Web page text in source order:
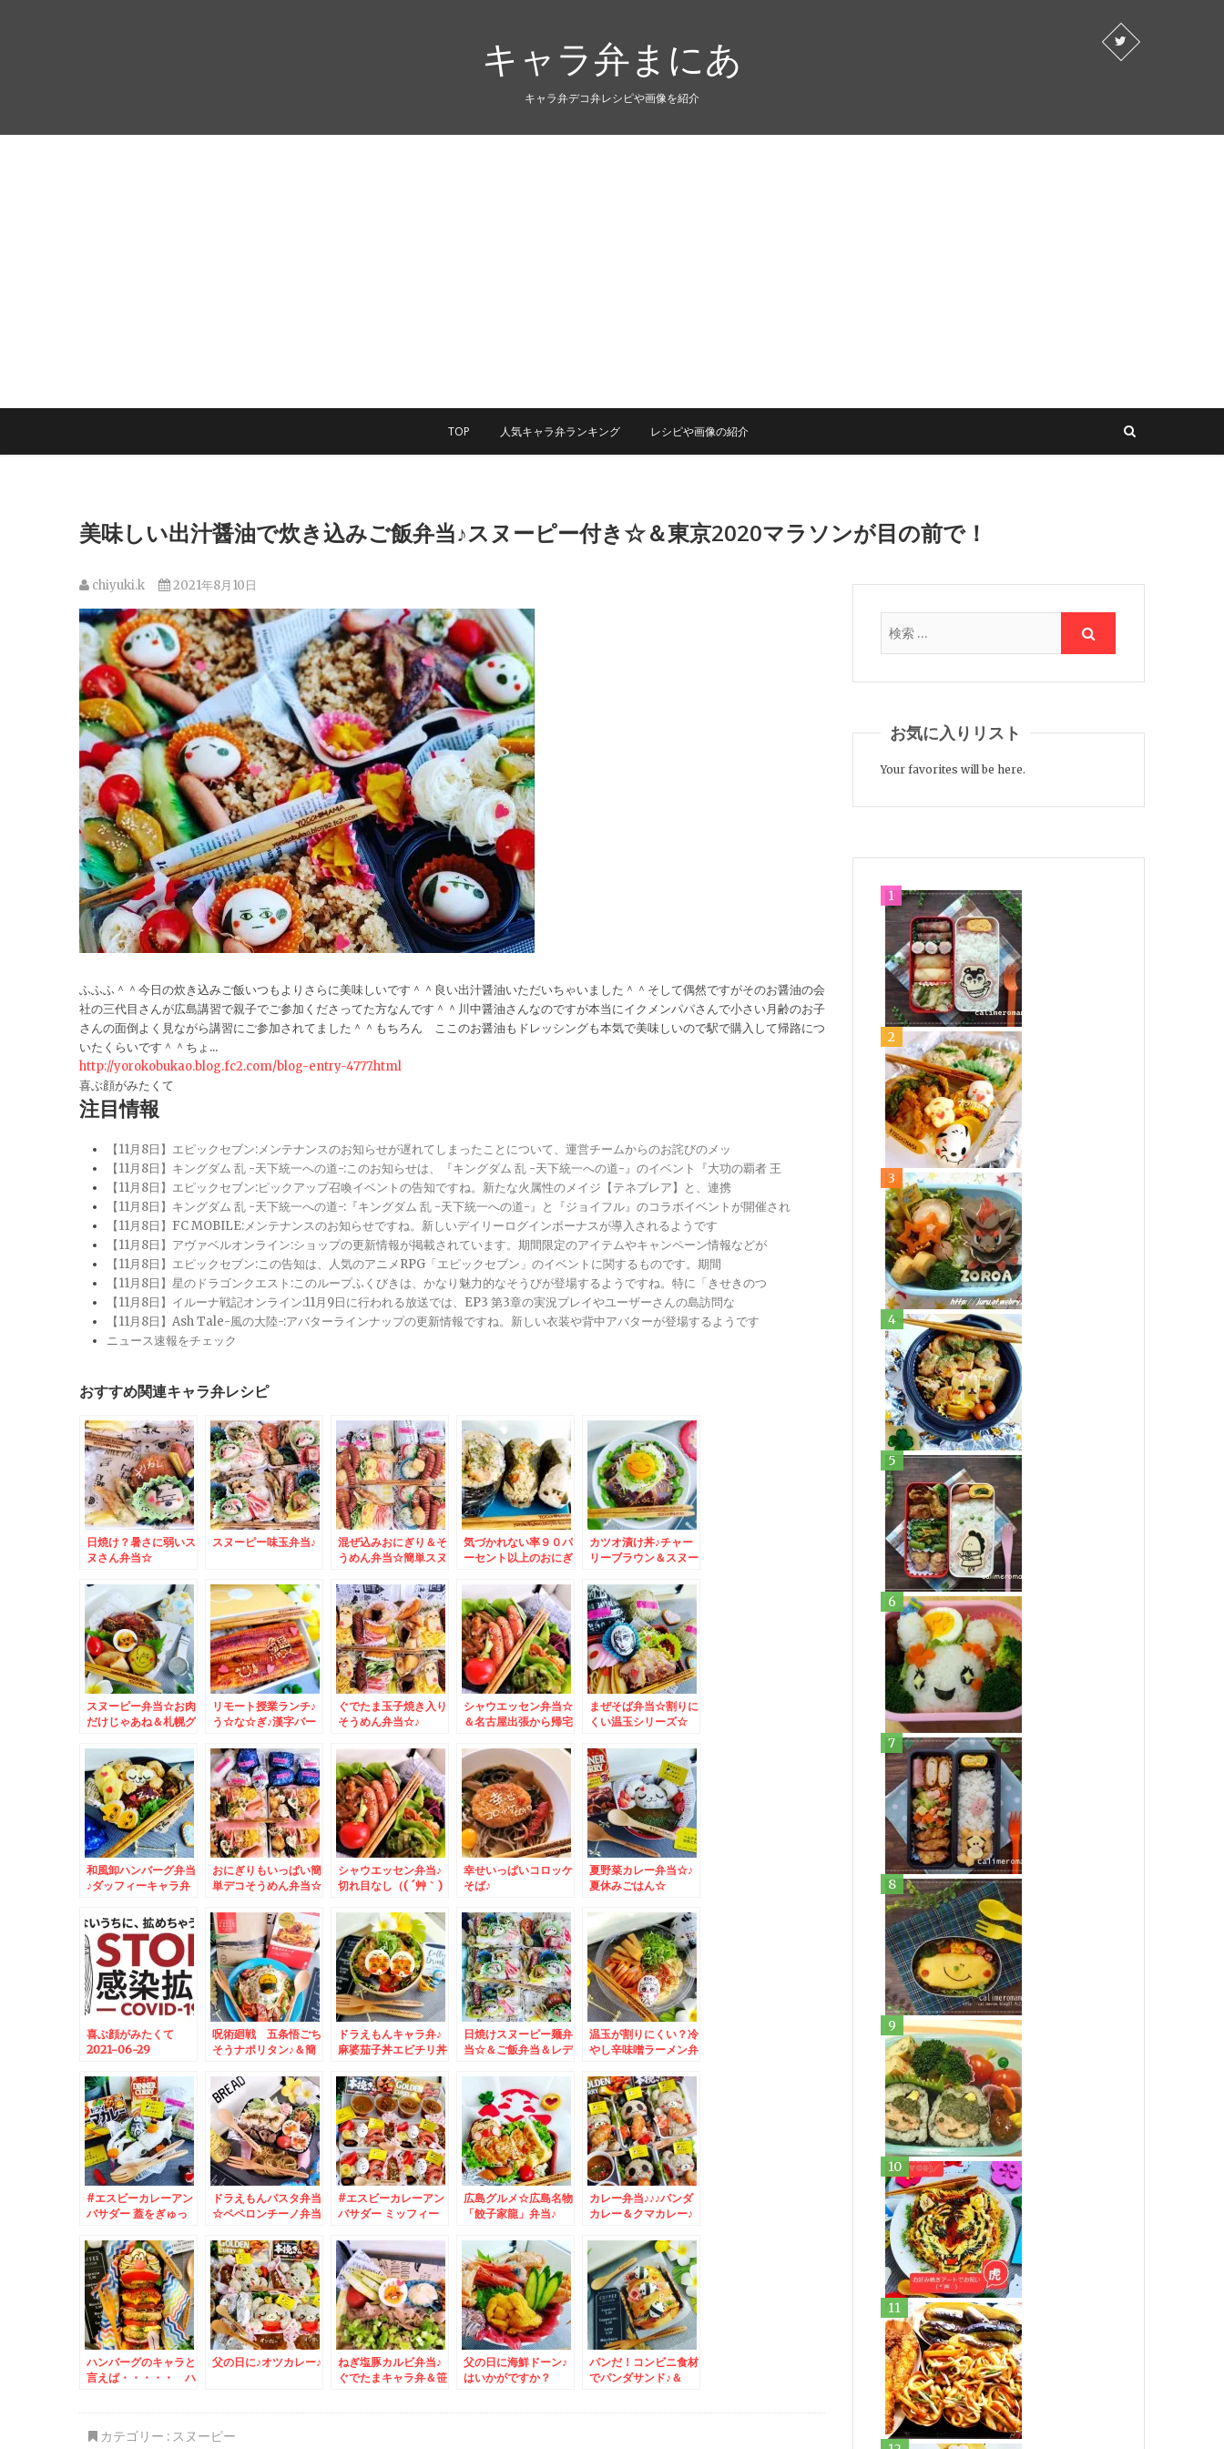
キャラ弁まにあ
キャラ弁デコ弁レシピや画像を紹介
TOP 人気キャラ弁ランキング レシピや画像の紹介
美味しい出汁醤油で炊き込みご飯弁当♪スヌーピー付き☆＆東京2020マラソンが目の前で！
chiyuki.k 2021年8月10日
ふふふ＾＾今日の炊き込みご飯いつもよりさらに美味しいです＾＾良い出汁醤油いただいちゃいました＾＾そして偶然ですがそのお醤油の会
社の三代目さんが広島講習で親子でご参加くださってた方なんです＾＾川中醤油さんなのですが本当にイクメンパパさんで小さい月齢のお子
さんの面倒よく見ながら講習にご参加されてました＾＾もちろん ここのお醤油もドレッシングも本気で美味しいので駅で購入して帰路につ
いたくらいです＾＾ちょ...
http://yorokobukao.blog.fc2.com/blog-entry-4777.html
喜ぶ顔がみたくて
注目情報
【11月8日】エピックセブン:メンテナンスのお知らせが遅れてしまったことについて、運営チームからのお詫びのメッ
【11月8日】キングダム 乱 -天下統一への道-:このお知らせは、『キングダム 乱 -天下統一への道-』のイベント『大功の覇者 王
【11月8日】エピックセブン:ピックアップ召喚イベントの告知ですね。新たな火属性のメイジ【テネブレア】と、連携
【11月8日】キングダム 乱 -天下統一への道-:『キングダム 乱 -天下統一への道-』と『ジョイフル』のコラボイベントが開催され
【11月8日】FC MOBILE:メンテナンスのお知らせですね。新しいデイリーログインボーナスが導入されるようです
【11月8日】アヴァベルオンライン:ショップの更新情報が掲載されています。期間限定のアイテムやキャンペーン情報などが
【11月8日】エピックセブン:この告知は、人気のアニメRPG「エピックセブン」のイベントに関するものです。期間
【11月8日】星のドラゴンクエスト:このループふくびきは、かなり魅力的なそうびが登場するようですね。特に「きせきのつ
【11月8日】イルーナ戦記オンライン:11月9日に行われる放送では、EP3 第3章の実況プレイやユーザーさんの島訪問な
【11月8日】Ash Tale-風の大陸-:アバターラインナップの更新情報ですね。新しい衣装や背中アバターが登場するようです
ニュース速報をチェック
おすすめ関連キャラ弁レシピ
日焼け？暑さに弱いス
ヌさん弁当☆
スヌーピー味玉弁当♪
混ぜ込みおにぎり＆そ
うめん弁当☆簡単スヌ
気づかれない率９０パ
ーセント以上のおにぎ
#SASARU
カツオ漬け丼♪チャー
リーブラウン＆スヌー
♪
スヌーピー弁当☆お肉
だけじゃあね＆札幌グ
リモート授業ランチ♪
う☆な☆ぎ♪漢字バー
チ☆
ぐでたま玉子焼き入り
そうめん弁当☆♪
シャウエッセン弁当☆
＆名古屋出張から帰宅
まぜそば弁当☆割りに
くい温玉シリーズ☆
和風卸ハンバーグ弁当
♪ダッフィーキャラ弁
おにぎりもいっぱい簡
単デコそうめん弁当☆
シャウエッセン弁当♪
切れ目なし（( ´艸｀)
幸せいっぱいコロッケ
そば♪
夏野菜カレー弁当☆♪
夏休みごはん☆
喜ぶ顔がみたくて
2021-06-29
呪術廻戦 五条悟ごち
そうナポリタン♪＆簡
♪
ドラえもんキャラ弁♪
麻婆茄子丼エビチリ丼
♪
日焼けスヌーピー麺弁
当☆＆ご飯弁当＆レデ
ーヒーさんで♪
温玉が割りにくい？冷
やし辛味噌ラーメン弁
#エスビーカレーアン
バサダー 蓋をぎゅっ
カレー ( ´艸｀)
ドラえもんパスタ弁当
☆ペペロンチーノ弁当
#エスビーカレーアン
バサダー ミッフィー
広島グルメ☆広島名物
「餃子家龍」弁当♪
カレー弁当♪♪♪パンダ
カレー＆クマカレー♪
ハンバーグのキャラと
言えば・・・・・ ハ
父の日に♪オツカレー♪
ねぎ塩豚カルビ弁当♪
ぐでたまキャラ弁＆笹
父の日に海鮮ドーン♪
はいかがですか？
パンだ！コンビニ食材
でパンダサンド♪＆
カテゴリー : スヌーピー
お気に入りリスト
Your favorites will be here.